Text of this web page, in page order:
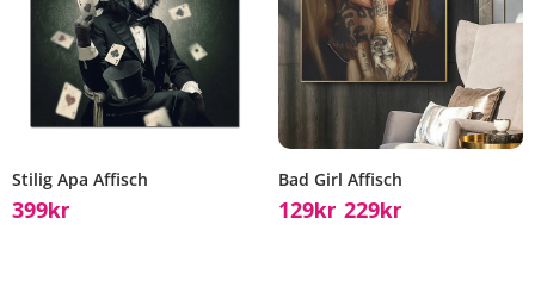
Stilig Apa Affisch
399Kr
Bad Girl Affisch
129Kr 229Kr